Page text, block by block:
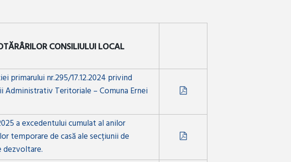
CONSILIULUI LOCAL
primarului nr.295/17.12.2024 privind
Teritoriale – Comuna Ernei
a excedentului cumulat al anilor
temporare de casă ale secțiunii de
dezvoltare.